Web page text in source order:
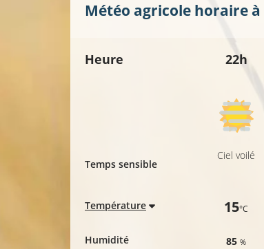
Météo agricole horaire à
Heure
Temps sensible
Température
Humidité
22h
Ciel voilé
15°C
85%